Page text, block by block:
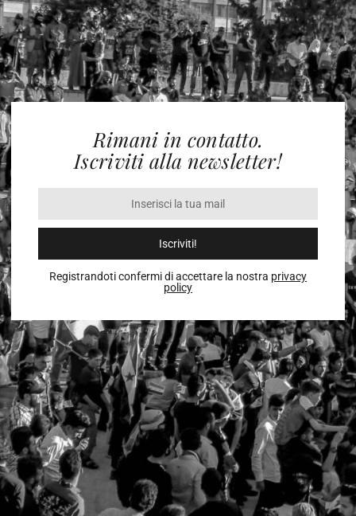
Rimani in contatto.
Iscriviti alla newsletter!
Iscriviti!
Registrandoti confermi di accettare la nostra privacy
policy